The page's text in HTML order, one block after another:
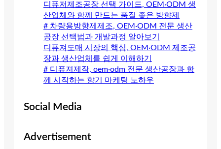
디퓨저제조공장 선택 가이드, OEM·ODM 생
산업체와 함께 만드는 품질 좋은 방향제
# 차량용방향제제조, OEM·ODM 전문 생산
공장 선택법과 개발과정 알아보기
디퓨져도매 시장의 핵심, OEM·ODM 제조공
장과 생산업체를 쉽게 이해하기
# 디퓨져제작, oem·odm 전문 생산공장과 함
께 시작하는 향기 마케팅 노하우
Social Media
Advertisement